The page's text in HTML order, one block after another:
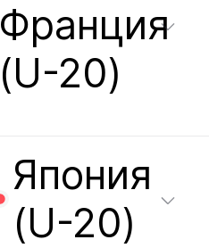
Франция
(U-20)
Япония
(U-20)